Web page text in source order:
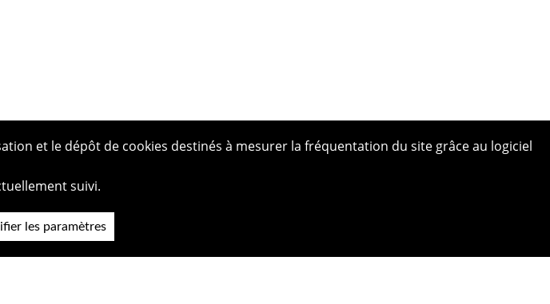
et le dépôt de cookies destinés à mesurer la fréquentation du site grâce au logiciel
suivi.
les paramètres